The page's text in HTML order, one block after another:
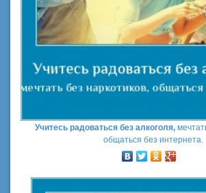
Учитесь радоваться без алкоголя,
общаться без интернета.